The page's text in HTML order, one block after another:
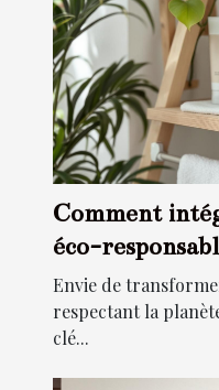
Comment
éco-
de bain ?
Envie de
respectant la
clé...